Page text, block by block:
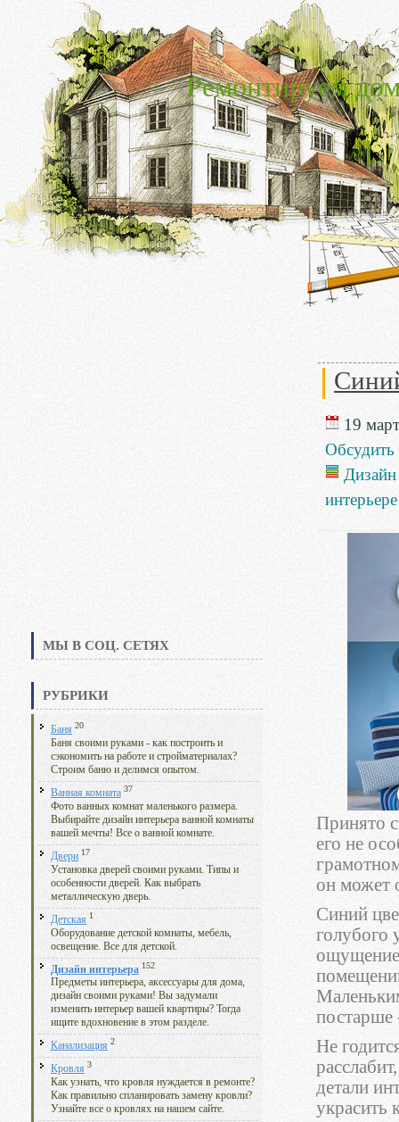
Ремонтируем
МЫ В СОЦ. СЕТЯХ
РУБРИКИ
Баня 20
Баня своими руками - как построить и
сэкономить на работе и стройматериалах?
Строим баню и делимся опытом.
Ванная комната 37
Фото ванных комнат маленького размера.
Выбирайте дизайн интерьера ванной комнаты
вашей мечты! Все о ванной комнате.
Двери 17
Установка дверей своими руками. Типы и
особенности дверей. Как выбрать
металлическую дверь.
Детская 1
Оборудование детской комнаты, мебель,
освещение. Все для детской.
Дизайн интерьера 152
Предметы интерьера, аксессуары для дома,
дизайн своими руками! Вы задумали
изменить интерьер вашей квартиры? Тогда
ищите вдохновение в этом разделе.
Канализация 2
Кровля 3
Как узнать, что кровля нуждается в ремонте?
Как правильно спланировать замену кровли?
Узнайте все о кровлях на нашем сайте.
19
Обсудить
Дизайн
Принято
его не
он может
Синий
голубого
ощущение
постарше
Не
детали
украсить